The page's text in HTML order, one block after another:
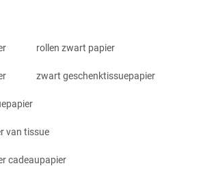
rollen zwart papier
zwart geschenktissuepapier
van tissue
cadeaupapier